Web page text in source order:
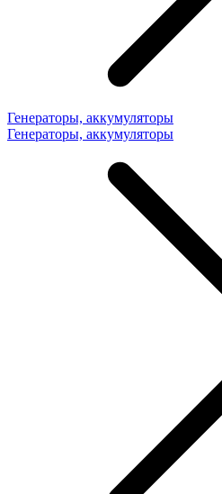
Генераторы, аккумуляторы
Генераторы, аккумуляторы